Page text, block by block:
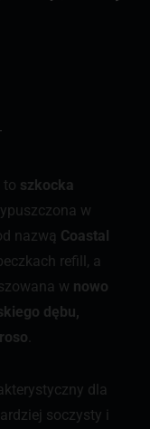
to szkocka
w
nazwą Coastal
refill, a
w nowo
dębu,
dla
soczysty i